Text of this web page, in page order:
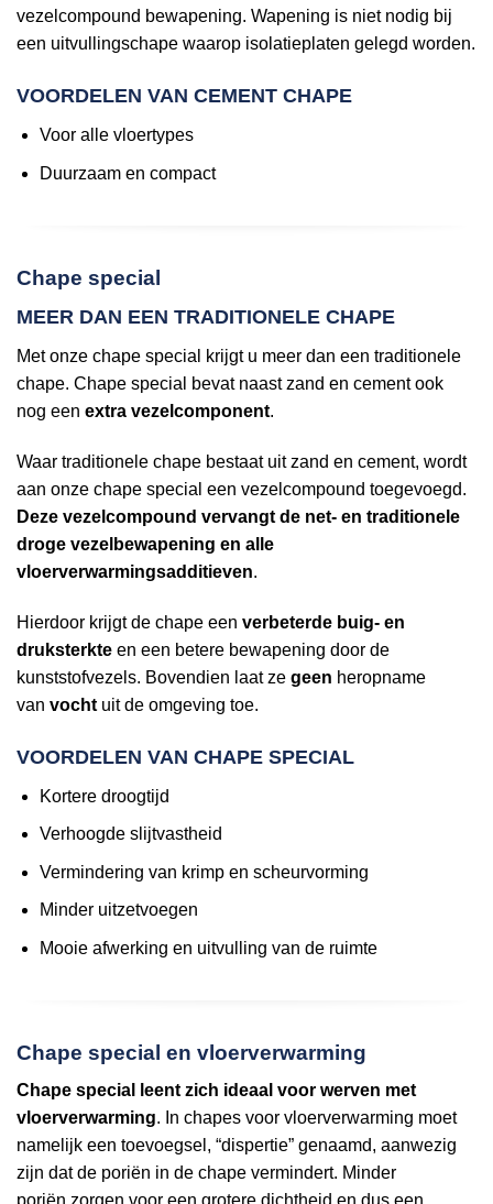
vezelcompound bewapening. Wapening is niet nodig bij
een uitvullingschape waarop isolatieplaten gelegd worden.
VOORDELEN VAN CEMENT CHAPE
Voor alle vloertypes
Duurzaam en compact
Chape special
MEER DAN EEN TRADITIONELE CHAPE
Met onze chape special krijgt u meer dan een traditionele
chape. Chape special bevat naast zand en cement ook
nog een extra vezelcomponent.
Waar traditionele chape bestaat uit zand en cement, wordt
aan onze chape special een vezelcompound toegevoegd.
Deze vezelcompound vervangt de net- en traditionele
droge vezelbewapening en alle
vloerverwarmingsadditieven.
Hierdoor krijgt de chape een verbeterde buig- en
druksterkte en een betere bewapening door de
kunststofvezels. Bovendien laat ze geen heropname
van vocht uit de omgeving toe.
VOORDELEN VAN CHAPE SPECIAL
Kortere droogtijd
Verhoogde slijtvastheid
Vermindering van krimp en scheurvorming
Minder uitzetvoegen
Mooie afwerking en uitvulling van de ruimte
Chape special en vloerverwarming
Chape special leent zich ideaal voor werven met
vloerverwarming. In chapes voor vloerverwarming moet
namelijk een toevoegsel, “dispertie” genaamd, aanwezig
zijn dat de poriën in de chape vermindert. Minder